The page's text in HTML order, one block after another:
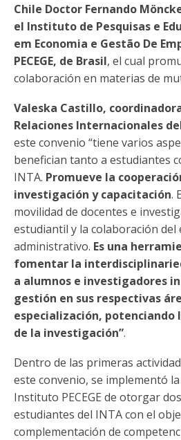
Chile Doctor Fernando
el Instituto de Pesquisas e
em Economia e Gestão De
PECEGE, de Brasil, el cual
colaboración en materias de
Valeska Castillo,
Relaciones Internacionales
este convenio “tiene varios
benefician tanto a estudiantes
INTA. Promueve la
investigación y capacitación.
movilidad de docentes e
estudiantil y la colaboración del
administrativo. Es una
fomentar la
a alumnos e investigadores
gestión en sus respectivas
especialización, potenciando
de la investigación”.
Dentro de las primeras
este convenio, se implementó
Instituto PECEGE de otorgar
estudiantes del INTA con el
complementación de